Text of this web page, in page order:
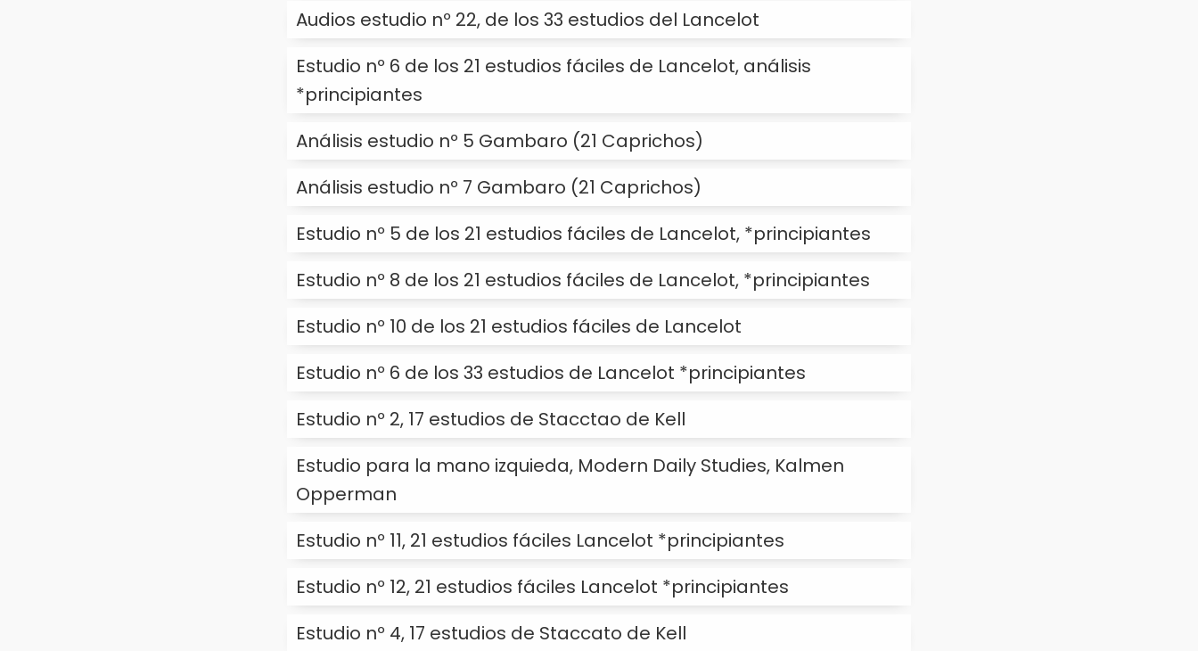
Audios estudio nº 22, de los 33 estudios del Lancelot
Estudio nº 6 de los 21 estudios fáciles de Lancelot, análisis
*principiantes
Análisis estudio nº 5 Gambaro (21 Caprichos)
Análisis estudio nº 7 Gambaro (21 Caprichos)
Estudio nº 5 de los 21 estudios fáciles de Lancelot, *principiantes
Estudio nº 8 de los 21 estudios fáciles de Lancelot, *principiantes
Estudio nº 10 de los 21 estudios fáciles de Lancelot
Estudio nº 6 de los 33 estudios de Lancelot *principiantes
Estudio nº 2, 17 estudios de Stacctao de Kell
Estudio para la mano izquieda, Modern Daily Studies, Kalmen
Opperman
Estudio nº 11, 21 estudios fáciles Lancelot *principiantes
Estudio nº 12, 21 estudios fáciles Lancelot *principiantes
Estudio nº 4, 17 estudios de Staccato de Kell